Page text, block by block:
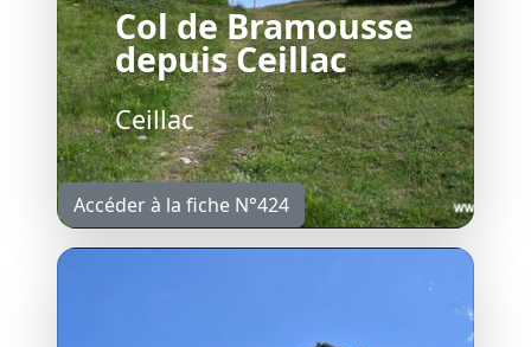
Col de Bramousse
depuis Ceillac
Ceillac
Accéder à la fiche N°424